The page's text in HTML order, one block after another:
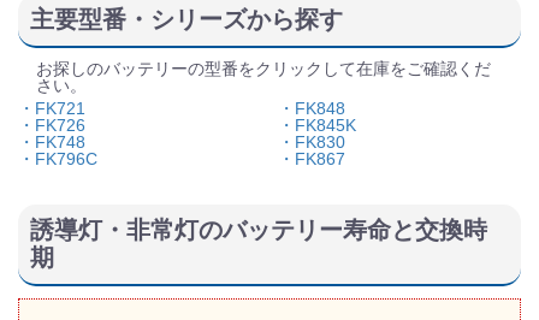
主要型番・シリーズから探す
お探しのバッテリーの型番をクリックして在庫をご確認くだ
さい。
・FK721
・FK726
・FK748
・FK796C
・FK848
・FK845K
・FK830
・FK867
誘導灯・非常灯のバッテリー寿命と交換時
期